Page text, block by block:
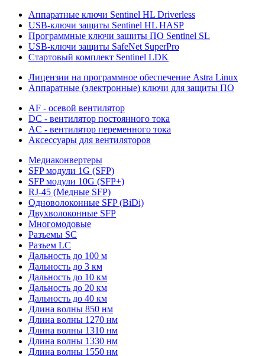
Аппаратные ключи Sentinel HL Driverless
USB-ключи защиты Sentinel HL HASP
Программные ключи защиты ПО Sentinel SL
USB-ключи защиты SafeNet SuperPro
Стартовый комплект Sentinel LDK
Лицензии на программное обеспечение Astra Linux
Аппаратные (электронные) ключи для защиты ПО
AF - осевой вентилятор
DC - вентилятор постоянного тока
AC - вентилятор переменного тока
Аксессуары для вентиляторов
Медиаконвертеры
SFP модули 1G (SFP)
SFP модули 10G (SFP+)
RJ-45 (Медные SFP)
Одноволоконные SFP (BiDi)
Двухволоконные SFP
Многомодовые
Разъемы SC
Разъем LC
Дальность до 100 м
Дальность до 3 км
Дальность до 10 км
Дальность до 20 км
Дальность до 40 км
Длина волны 850 нм
Длина волны 1270 нм
Длина волны 1310 нм
Длина волны 1330 нм
Длина волны 1550 нм